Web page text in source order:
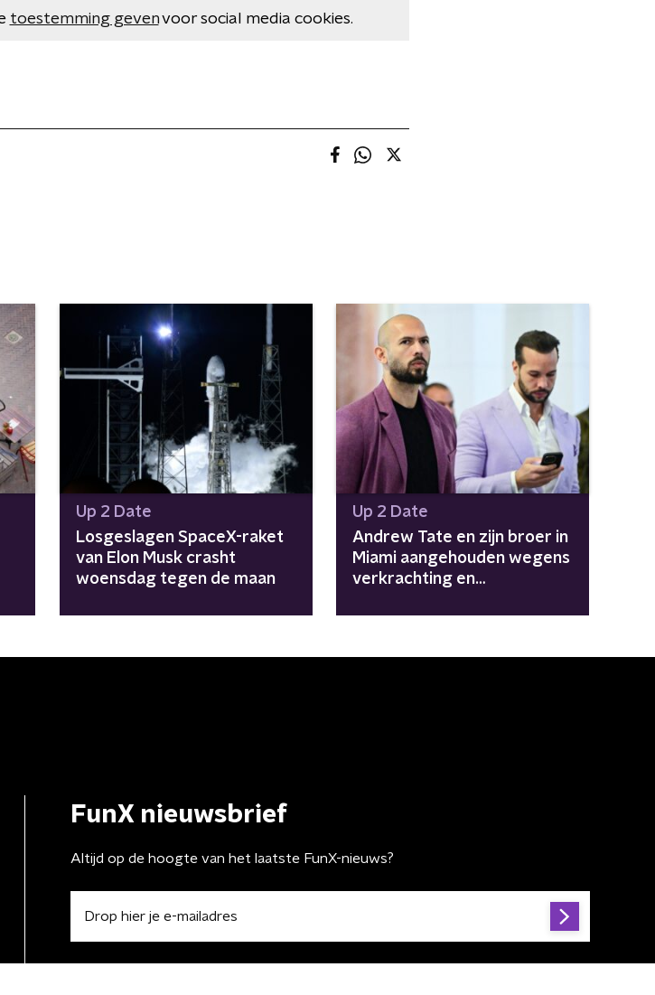
toestemming gevenvoor social media cookies.
Up 2 Date
Losgeslagen SpaceX-raket
van Elon Musk crasht
woensdag tegen de maan
Up 2 Date
Andrew Tate en zijn broer in
Miami aangehouden wegens
verkrachting en
FunX nieuwsbrief
Altijd op de hoogte van het laatste FunX-nieuws?